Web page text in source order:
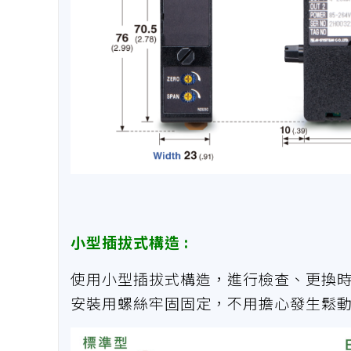
小型插拔式構造 :
使用小型插拔式構造，進行檢查、更換
安裝用螺絲牢固固定，不用擔心發生鬆